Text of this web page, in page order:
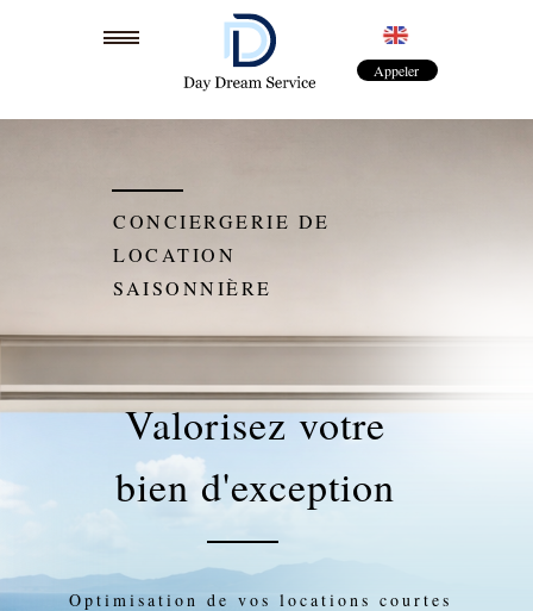
Appeler
Valorisez votre
bien d'exception
CONCIERGERIE DE
LOCATION
SAISONNIÈRE
Optimisation de vos locations courtes